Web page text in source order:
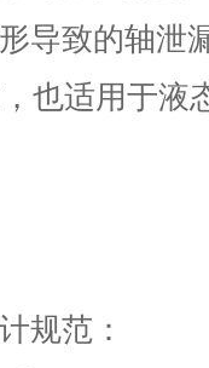
导致的轴泄
也适用于液
规范：